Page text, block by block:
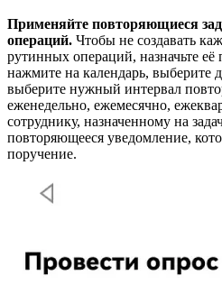
Применяйте повторяющиеся
операций. Чтобы не создавать
рутинных операций, назначьте
нажмите на календарь, выберите
выберите нужный интервал
еженедельно, ежемесячно,
сотруднику, назначенному на
повторяющееся уведомление,
поручение.